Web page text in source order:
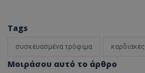
Tags
συσκευασμένα τρόφιμα
Μοιράσου αυτό το άρθρο